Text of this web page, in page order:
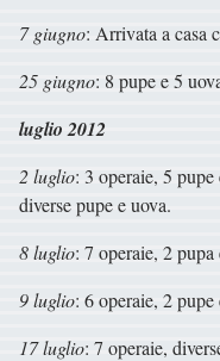
7 giugno: Arrivata a casa
25 giugno: 8 pupe e 5
luglio 2012
2 luglio: 3 operaie, 5
diverse pupe e uova.
8 luglio: 7 operaie, 2 pupa
9 luglio: 6 operaie, 2 pupe
17 luglio: 7 operaie,